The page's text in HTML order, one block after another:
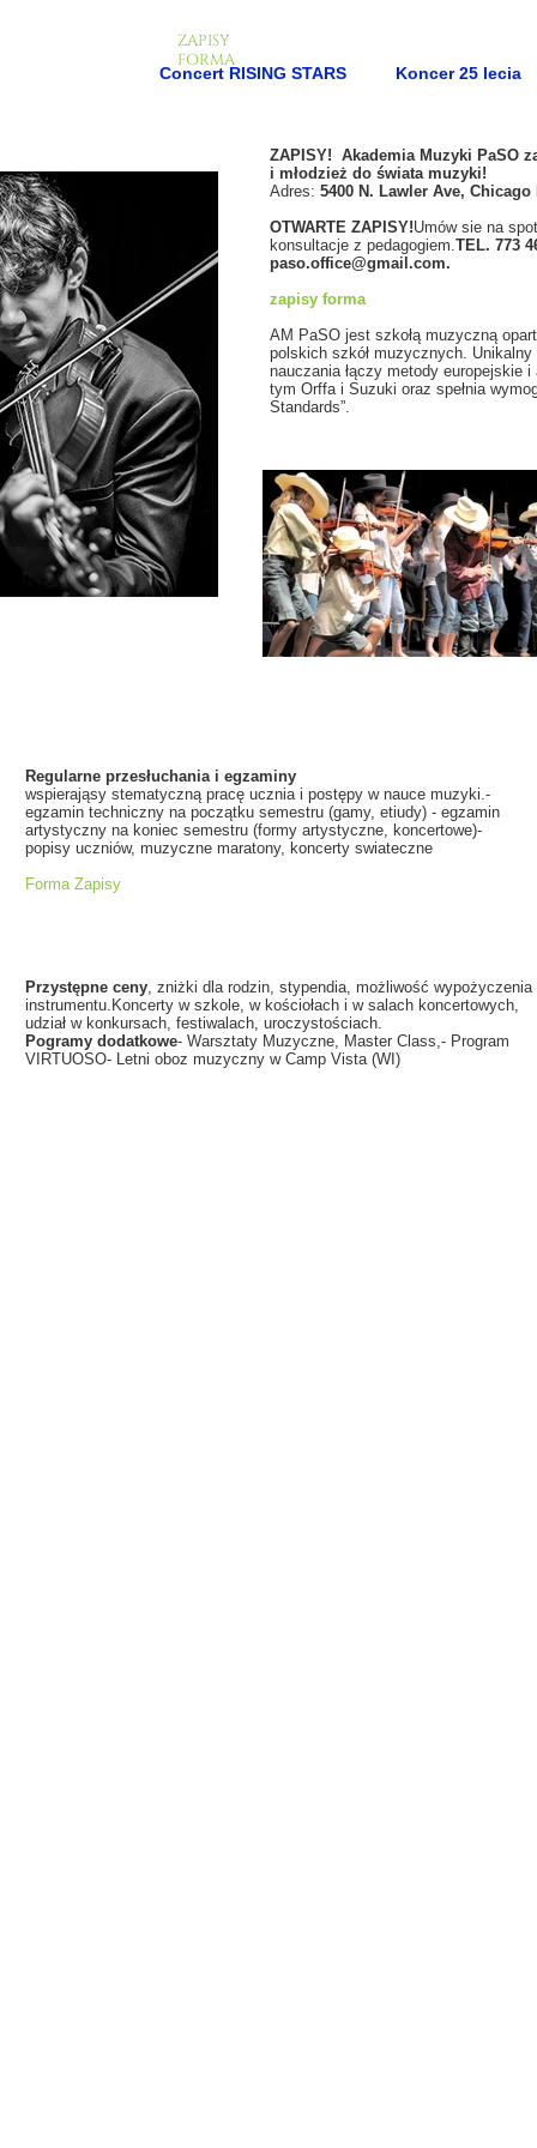
ZAPISY
FORMA
Concert RISING STARS Koncer 25 lecia
ZAPISY! Akademia Muzyki PaSO
i młodzież do świata muzyki!
Adres: 5400 N. Lawler Ave, Chicago
OTWARTE ZAPISY!Umów sie na
konsultacje z pedagogiem.TEL. 773
paso.office@gmail.com.
zapisy forma
AM PaSO jest szkołą muzyczną
polskich szkół muzycznych. Unikalny
nauczania łączy metody europejskie
tym Orffa i Suzuki oraz spełnia
Standards”.
Przystępne ceny, zniżki dla rodzin, stypendia, możliwość wypożyczenia
instrumentu.Koncerty w szkole, w kościołach i w salach koncertowych,
udział w konkursach, festiwalach, uroczystościach.
Pogramy dodatkowe- Warsztaty Muzyczne, Master Class,- Program
VIRTUOSO- Letni oboz muzyczny w Camp Vista (WI)
Regularne przesłuchania i egzaminy
wspierająsy stematyczną pracę ucznia i postępy w nauce muzyki.-
egzamin techniczny na początku semestru (gamy, etiudy) - egzamin
artystyczny na koniec semestru (formy artystyczne, koncertowe)-
popisy uczniów, muzyczne maratony, koncerty swiateczne
Forma Zapisy